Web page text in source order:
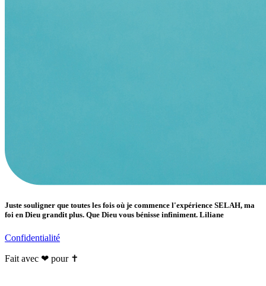
Juste souligner que toutes les fois où je commence l'expérience SELAH, ma
foi en Dieu grandit plus. Que Dieu vous bénisse infiniment. Liliane
Confidentialité
Fait avec ❤ pour ✝️️